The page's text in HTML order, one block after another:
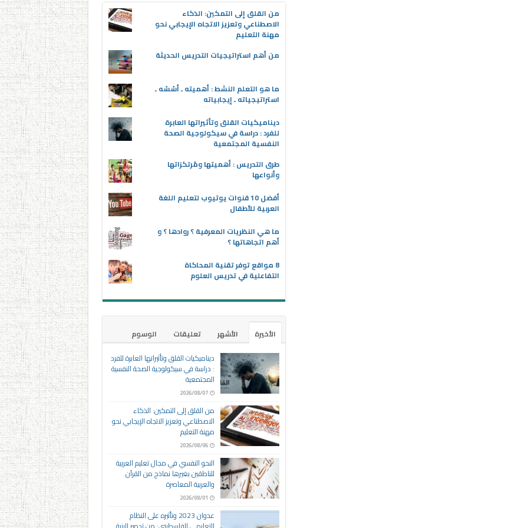
من القلق إلى التمكين: الذكاء
الاصطناعي وتعزيز الاتجاه الإيجابي نحو
مهنة التعليم
من أهم استراتيجيات التدريس الحديثة
ما هو التعلم النشط : أهميته ـ أسُسُه ـ
استراتيجياته ـ إيجابياته
ديناميكيات القلق وتأثيراتها العابرة
للفرد : دراسة في سيكولوجية الصحة
النفسية المجتمعية
طرق التدريس : أهميتها ومُرتكزاتها
وأنواعها
أفضل 10 قنوات يوتيوب لتعليم اللغة
العربية للأطفال
ما هي النظريات المعرفية ؟ روادها ؟ و
أهم اتجاهاتها ؟
8 مواقع توفر تقنية المحاكاة
التفاعلية في تدريس العلوم
الأخيرة الأشهر تعليقات
الوسوم
ديناميكيات القلق وتأثيراتها العابرة للفرد
: دراسة في سيكولوجية الصحة النفسية
المجتمعية
2026/08/07
من القلق إلى التمكين: الذكاء
الاصطناعي وتعزيز الاتجاه الإيجابي نحو
مهنة التعليم
2026/08/06
النحو النفسي في مجال تعليم العربية
للناطقين بغيرها نماذج من القرآن
والعربية المعاصرة
2026/08/01
عدوان 2023 وتأثيره على النظام